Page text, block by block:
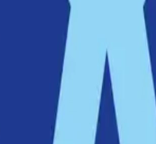
miljön:
infrastruktur och säkerställer att vi har en
med båtliv. Genom att skapa en
och förbättra miljön.
framgång för hela kommunen.
skärgårdskommun.